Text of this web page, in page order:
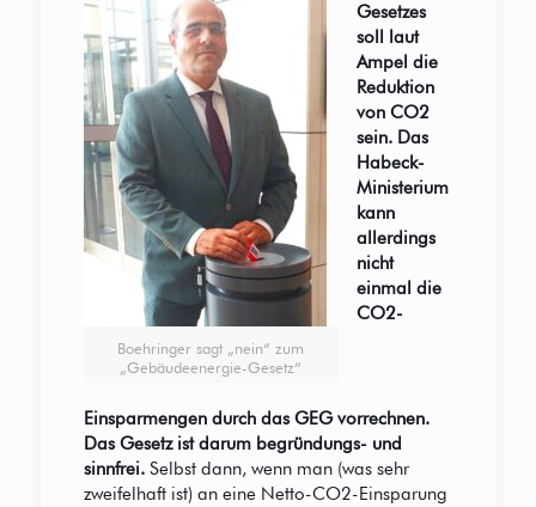
Boehringer sagt „nein“ zum
„Gebäudeenergie-Gesetz“
Gesetzes
soll laut
Ampel die
Reduktion
von CO2
sein. Das
Habeck-
Ministerium
kann
allerdings
nicht
einmal die
CO2-
Einsparmengen durch das GEG vorrechnen.
Das Gesetz ist darum begründungs- und
sinnfrei. Selbst dann, wenn man (was sehr
zweifelhaft ist) an eine Netto-CO2-Einsparung